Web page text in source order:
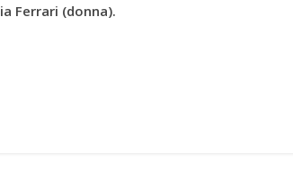
Ferrari (donna).